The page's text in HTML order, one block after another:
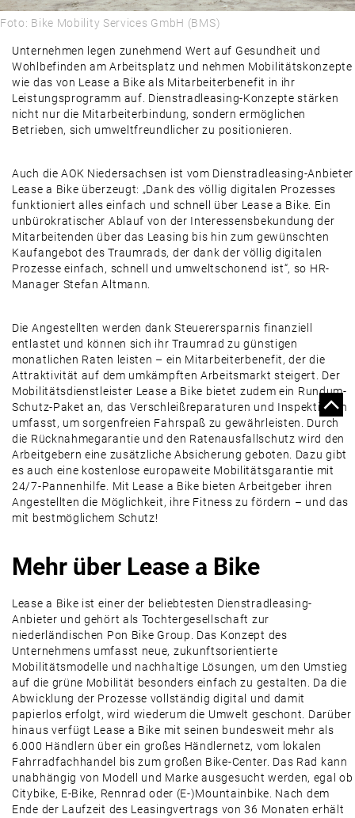
Foto: Bike Mobility Services GmbH (BMS)
Unternehmen legen zunehmend Wert auf Gesundheit und
Wohlbefinden am Arbeitsplatz und nehmen Mobilitätskonzepte
wie das von Lease a Bike als Mitarbeiterbenefit in ihr
Leistungsprogramm auf. Dienstradleasing-Konzepte stärken
nicht nur die Mitarbeiterbindung, sondern ermöglichen
Betrieben, sich umweltfreundlicher zu positionieren.
Auch die AOK Niedersachsen ist vom Dienstradleasing-Anbieter
Lease a Bike überzeugt: „Dank des völlig digitalen Prozesses
funktioniert alles einfach und schnell über Lease a Bike. Ein
unbürokratischer Ablauf von der Interessensbekundung der
Mitarbeitenden über das Leasing bis hin zum gewünschten
Kaufangebot des Traumrads, der dank der völlig digitalen
Prozesse einfach, schnell und umweltschonend ist“, so HR-
Manager Stefan Altmann.
Die Angestellten werden dank Steuerersparnis finanziell
entlastet und können sich ihr Traumrad zu günstigen
monatlichen Raten leisten – ein Mitarbeiterbenefit, der die
Attraktivität auf dem umkämpften Arbeitsmarkt steigert. Der
Mobilitätsdienstleister Lease a Bike bietet zudem ein Rundum-
Schutz-Paket an, das Verschleißreparaturen und Inspektionen
umfasst, um sorgenfreien Fahrspaß zu gewährleisten. Durch
die Rücknahmegarantie und den Ratenausfallschutz wird den
Arbeitgebern eine zusätzliche Absicherung geboten. Dazu gibt
es auch eine kostenlose europaweite Mobilitätsgarantie mit
24/7-Pannenhilfe. Mit Lease a Bike bieten Arbeitgeber ihren
Angestellten die Möglichkeit, ihre Fitness zu fördern – und das
mit bestmöglichem Schutz!
Mehr über Lease a Bike
Lease a Bike ist einer der beliebtesten Dienstradleasing-
Anbieter und gehört als Tochtergesellschaft zur
niederländischen Pon Bike Group. Das Konzept des
Unternehmens umfasst neue, zukunftsorientierte
Mobilitätsmodelle und nachhaltige Lösungen, um den Umstieg
auf die grüne Mobilität besonders einfach zu gestalten. Da die
Abwicklung der Prozesse vollständig digital und damit
papierlos erfolgt, wird wiederum die Umwelt geschont. Darüber
hinaus verfügt Lease a Bike mit seinen bundesweit mehr als
6.000 Händlern über ein großes Händlernetz, vom lokalen
Fahrradfachhandel bis zum großen Bike-Center. Das Rad kann
unabhängig von Modell und Marke ausgesucht werden, egal ob
Citybike, E-Bike, Rennrad oder (E-)Mountainbike. Nach dem
Ende der Laufzeit des Leasingvertrags von 36 ­Monaten erhält